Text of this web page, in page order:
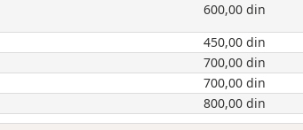
600,00 din
450,00 din
700,00 din
700,00 din
800,00 din